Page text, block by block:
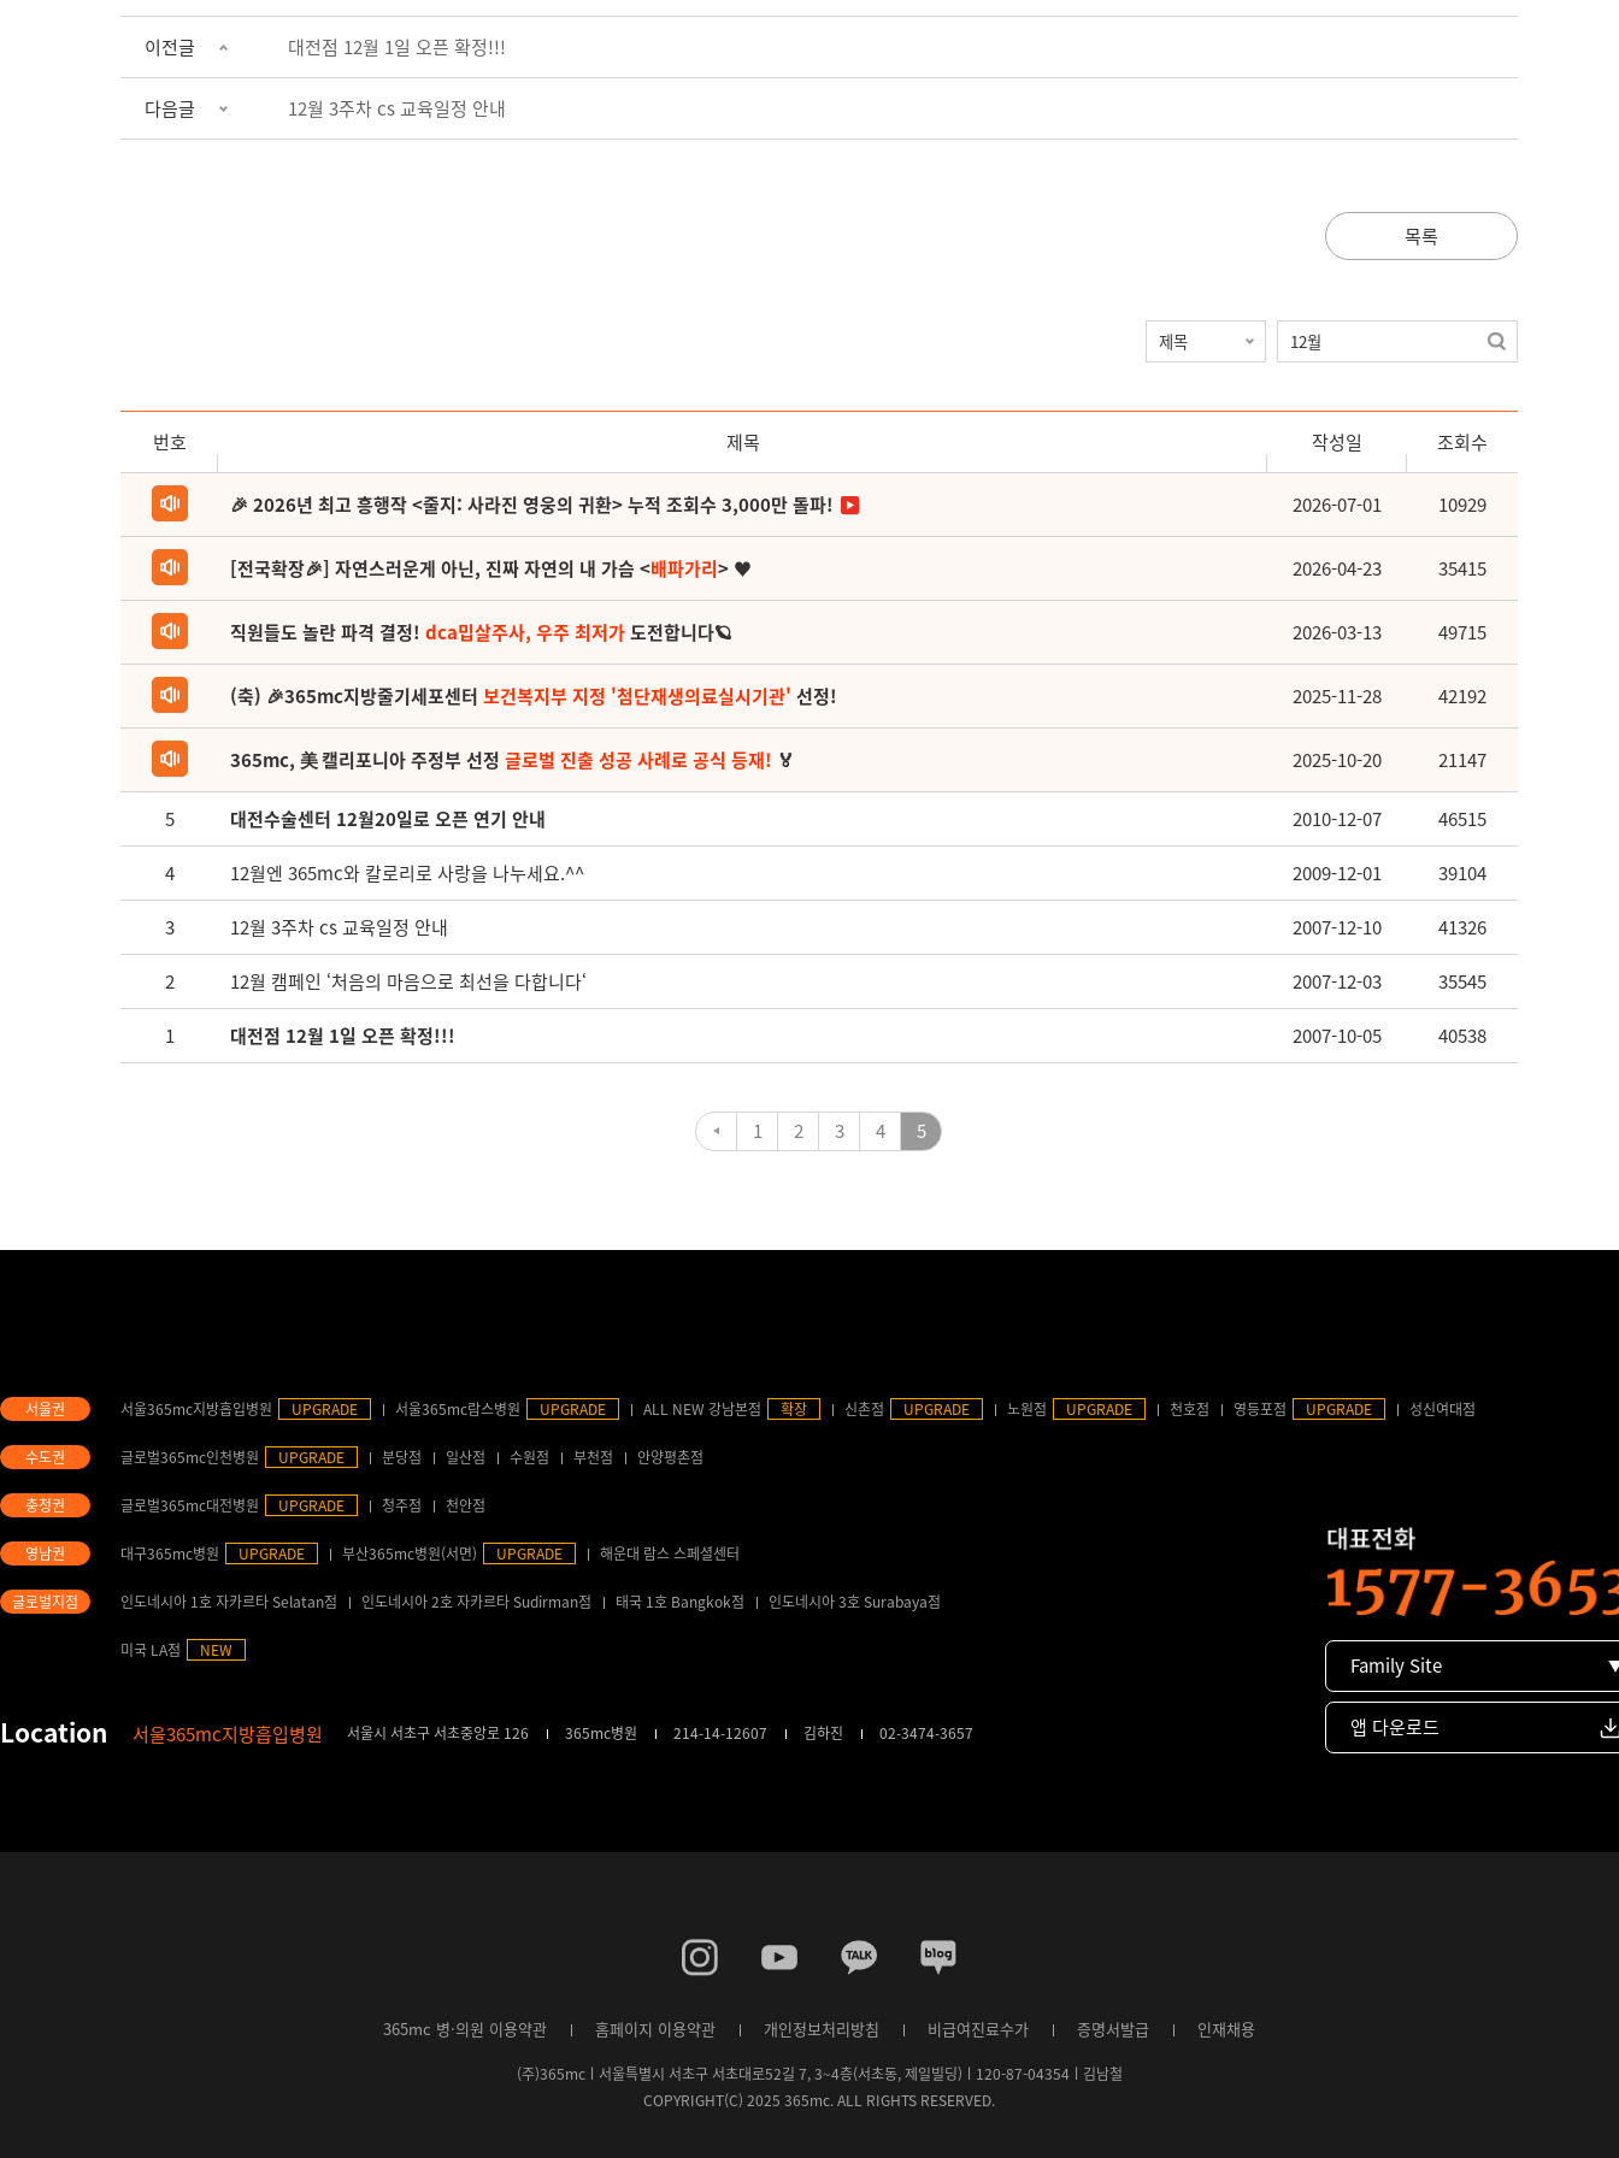
이전글 대전점 12월 1일 오픈 확정!!!
다음글 12월 3주차 cs 교육일정 안내
목록
번호 제목 작성일 조회수
🎉 2026년 최고 흥행작 <줄지: 사라진 영웅의 귀환> 누적 조회수 3,000만 돌파! 2026-07-01 10929
[전국확장🎉] 자연스러운게 아닌, 진짜 자연의 내 가슴 <배파가리> ♥ 2026-04-23 35415
직원들도 놀란 파격 결정! dca밉살주사, 우주 최저가도전합니다🪐 2026-03-13 49715
(축) 🎉365mc지방줄기세포센터 보건복지부 지정 '첨단재생의료실시기관' 선정! 2025-11-28 42192
365mc, 美 캘리포니아 주정부 선정 글로벌 진출 성공 사례로 공식 등재! 🏅 2025-10-20 21147
5 대전수술센터 12월20일로 오픈 연기 안내 2010-12-07 46515
4 12월엔 365mc와 칼로리로 사랑을 나누세요.^^ 2009-12-01 39104
3 12월 3주차 cs 교육일정 안내 2007-12-10 41326
2 12월 캠페인 ‘처음의 마음으로 최선을 다합니다‘ 2007-12-03 35545
1 대전점 12월 1일 오픈 확정!!! 2007-10-05 40538
1 2 3 4 5
서울365mc지방흡입병원 UPGRADE 서울365mc람스병원 UPGRADE ALL NEW 강남본점 확장 신촌점 UPGRADE 노원점 UPGRADE 천호점 영등포점 UPGRADE 성신여대점
글로벌365mc인천병원 UPGRADE 분당점 일산점 수원점 부천점 안양평촌점
글로벌365mc대전병원 UPGRADE 청주점 천안점
대구365mc병원 UPGRADE 부산365mc병원(서면) UPGRADE 해운대 람스 스페셜센터
인도네시아 1호 자카르타 Selatan점 인도네시아 2호 자카르타 Sudirman점 태국 1호 Bangkok점 인도네시아 3호 Surabaya점
미국 LA점 NEW
서울365mc지방흡입병원 서울시 서초구 서초중앙로 126 365mc병원 214-14-12607 김하진 02-3474-3657
Family Site
앱 다운로드
365mc 병·의원 이용약관 홈페이지 이용약관 개인정보처리방침 비급여진료수가 증명서발급 인재채용
(주)365mcㅣ서울특별시 서초구 서초대로52길 7, 3~4층(서초동, 제일빌딩)ㅣ120-87-04354ㅣ김남철
COPYRIGHT(C) 2025 365mc. ALL RIGHTS RESERVED.